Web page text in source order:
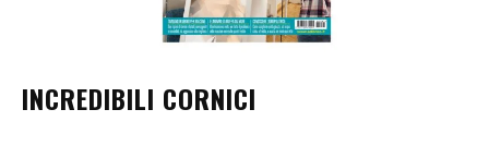
INCREDIBILI CORNICI